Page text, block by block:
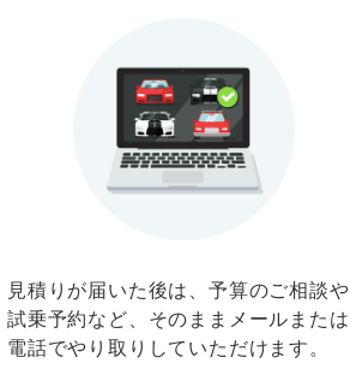
見積りが届いた後は、予算のご相談や
試乗予約など、そのままメールまたは
電話でやり取りしていただけます。